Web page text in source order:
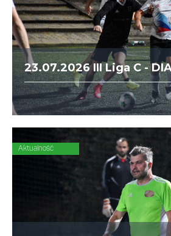
23.07.2026 III Liga C -
Forty Kleparz
Aktualność